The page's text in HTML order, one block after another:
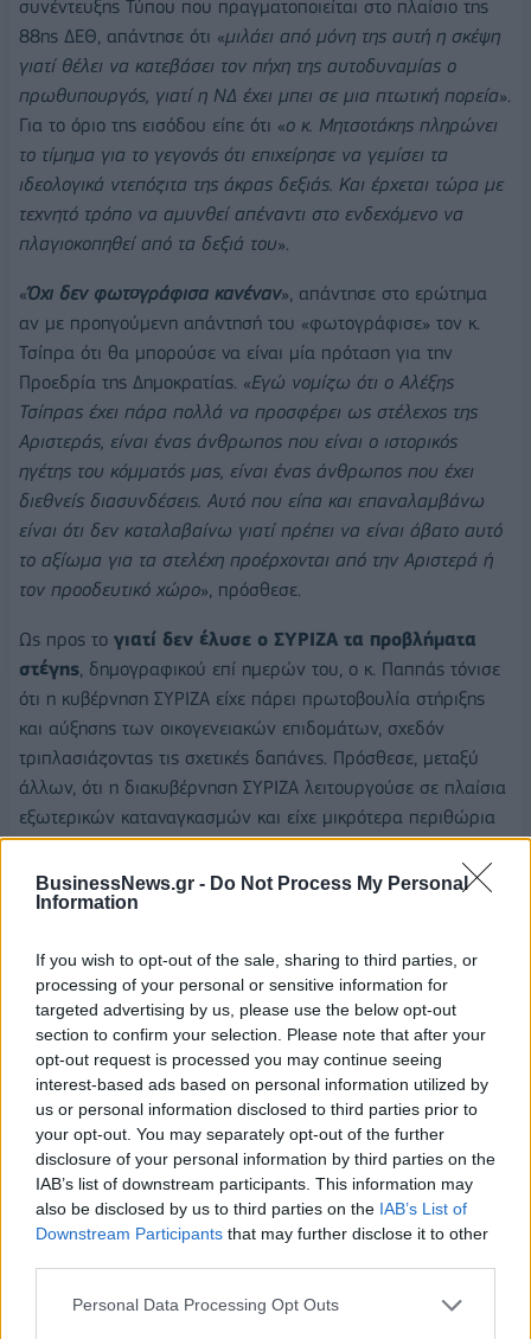
BusinessNews.gr - Do Not Process My Personal
Information
If you wish to opt-out of the sale, sharing to third parties, or
processing of your personal or sensitive information for
targeted advertising by us, please use the below opt-out
section to confirm your selection. Please note that after your
opt-out request is processed you may continue seeing
interest-based ads based on personal information utilized by
us or personal information disclosed to third parties prior to
your opt-out. You may separately opt-out of the further
disclosure of your personal information by third parties on the
IAB’s list of downstream participants. This information may
also be disclosed by us to third parties on the IAB’s List of
Downstream Participants that may further disclose it to other
Personal Data Processing Opt Outs
συνέντευξης Τύπου που πραγματοποιείται στο πλαίσιο της
88ης ΔΕΘ, απάντησε ότι «μιλάει από μόνη της αυτή η σκέψη
γιατί θέλει να κατεβάσει τον πήχη της αυτοδυναμίας ο
πρωθυπουργός, γιατί η ΝΔ έχει μπει σε μια πτωτική πορεία».
Για το όριο της εισόδου είπε ότι «ο κ. Μητσοτάκης πληρώνει
το τίμημα για το γεγονός ότι επιχείρησε να γεμίσει τα
ιδεολογικά ντεπόζιτα της άκρας δεξιάς. Και έρχεται τώρα με
τεχνητό τρόπο να αμυνθεί απέναντι στο ενδεχόμενο να
πλαγιοκοπηθεί από τα δεξιά του».
«Όχι δεν φωτογράφισα κανέναν», απάντησε στο ερώτημα
αν με προηγούμενη απάντησή του «φωτογράφισε» τον κ.
Τσίπρα ότι θα μπορούσε να είναι μία πρόταση για την
Προεδρία της Δημοκρατίας. «Εγώ νομίζω ότι ο Αλέξης
Τσίπρας έχει πάρα πολλά να προσφέρει ως στέλεχος της
Αριστεράς, είναι ένας άνθρωπος που είναι ο ιστορικός
ηγέτης του κόμματός μας, είναι ένας άνθρωπος που έχει
διεθνείς διασυνδέσεις. Αυτό που είπα και επαναλαμβάνω
είναι ότι δεν καταλαβαίνω γιατί πρέπει να είναι άβατο αυτό
το αξίωμα για τα στελέχη προέρχονται από την Αριστερά ή
τον προοδευτικό χώρο», πρόσθεσε.
Ως προς το γιατί δεν έλυσε ο ΣΥΡΙΖΑ τα προβλήματα
στέγης , δημογραφικού επί ημερών του, ο κ. Παππάς τόνισε
ότι η κυβέρνηση ΣΥΡΙΖΑ είχε πάρει πρωτοβουλία στήριξης
και αύξησης των οικογενειακών επιδομάτων, σχεδόν
τριπλασιάζοντας τις σχετικές δαπάνες. Πρόσθεσε, μεταξύ
άλλων, ότι η διακυβέρνηση ΣΥΡΙΖΑ λειτουργούσε σε πλαίσια
εξωτερικών καταναγκασμών και είχε μικρότερα περιθώρια
να κινηθεί, όμως προστάτευσε την πρώτη κατοικία και με τον
νόμο Κατσέλη και εν συνεχεία με τον νόμο Σταθάκη και τον
λεγόμενο νόμο Φλαμπουράρη.
Ο ΣΥΡΙΖΑ είναι το μεγάλο κόμμα της Αριστεράς στη Ελλάδα,
είπε ο Νίκος Παππάς, απαντώντας σε ερώτηση για την
δήλωση Αλαβάνου και πρόσθεσε ότι “ ο κ. Αλαβάνος έχει
αποχωρήσει εδώ και μία δεκαπενταετία “.
Απάντησε σε ερώτηση για τηΣυμφωνία των Πρεσπών: “
Συμφωνία των Πρεσπών ήταν κατάκτηση της ελληνικής
εξωτερικής πολιτικής, γέννημα της κυβερνητικής αλλαγής του
2015. Με την δική μας διακυβέρνηση λύσαμε ένα μείζον
ζήτημα και καταστήσαμε την χώρα πρωταγωνίστρια στα
Βαλκάνια και στην ευρύτερη περιοχή. Αυτή η πολιτική μπήκε
στον πάγο λόγω του δόγματος της ακινησίας και του
δεδομένου συμμάχου. Και όταν έχεις μία αναθεωρητική